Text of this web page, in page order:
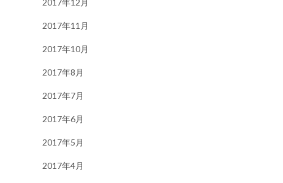
2017年12月
2017年11月
2017年10月
2017年8月
2017年7月
2017年6月
2017年5月
2017年4月